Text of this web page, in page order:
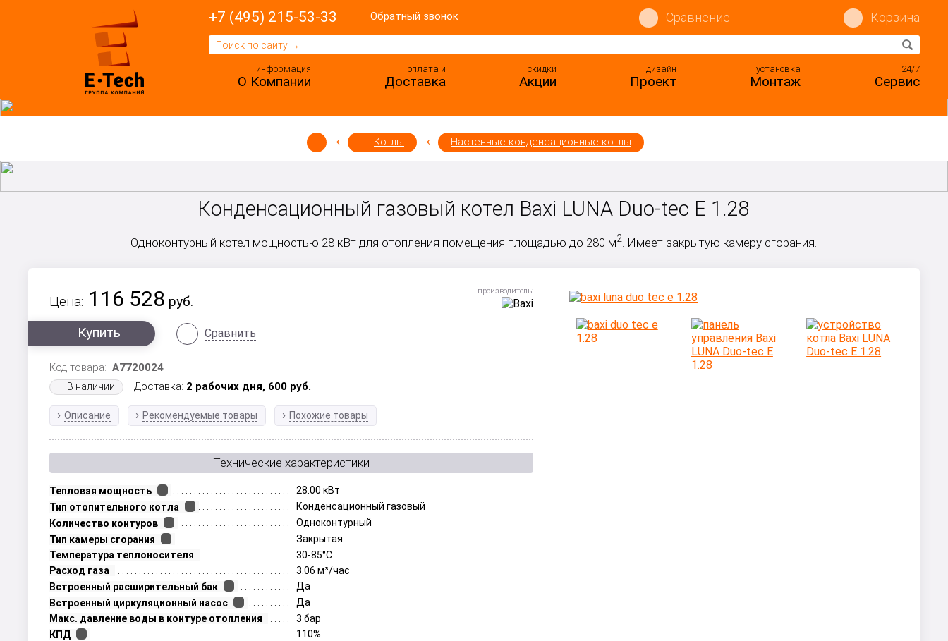
+7 (495) 215-53-33 Обратный звонок Сравнение Корзина
информация
О Компании
оплата и
Доставка
скидки
Акции
дизайн
Проект
установка
Монтаж
24/7
Сервис
Котлы Настенные конденсационные котлы
Конденсационный газовый котел Baxi LUNA Duo-tec E 1.28
Одноконтурный котел мощностью 28 кВт для отопления помещения площадью до 280 м2 . Имеет закрытую камеру сгорания.
Цена: 116 528 руб.
Купить
Сравнить
Код товара:A7720024
В наличии Доставка: 2 рабочих дня, 600 руб.
Описание Рекомендуемые товары Похожие товары
Технические характеристики
Тепловая мощность
28.00 кВт
Тип отопительного котла
Конденсационный газовый
Количество контуров
Одноконтурный
Тип камеры сгорания
Закрытая
Температура теплоносителя
30-85°С
Расход газа
3.06 м³/час
Встроенный расширительный бак
Да
Встроенный циркуляционный насос
Да
Макс. давление воды в контуре отопления
3 бар
КПД
110%